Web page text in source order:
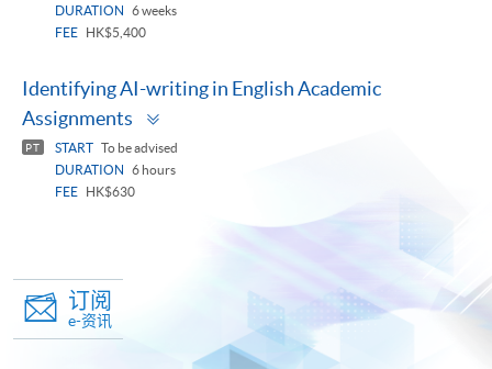
DURATION
6 weeks
FEE
HK$5,400
Identifying AI-writing in English Academic
Assignments
PT START To be advised
DURATION
6 hours
FEE
HK$630
订阅
e-资讯